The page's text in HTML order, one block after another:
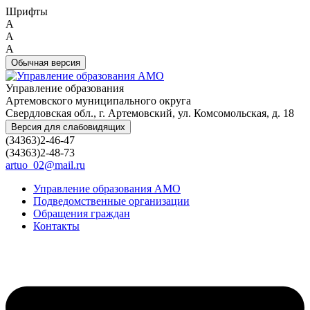
Шрифты
A
A
A
Обычная версия
Управление образования
Артемовского муниципального округа
Свердловская обл., г. Артемовский, ул. Комсомольская, д. 18
Версия для слабовидящих
(34363)2-46-47
(34363)2-48-73
artuo_02@mail.ru
Управление образования АМО
Подведомственные организации
Обращения граждан
Контакты